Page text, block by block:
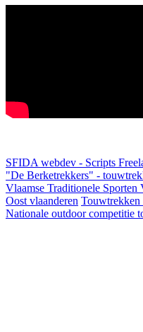
SFIDA webdev - Scripts
"De Berketrekkers" -
Vlaamse Traditionele Sporten
Oost vlaanderen Touwtrekken
Nationale outdoor competitie